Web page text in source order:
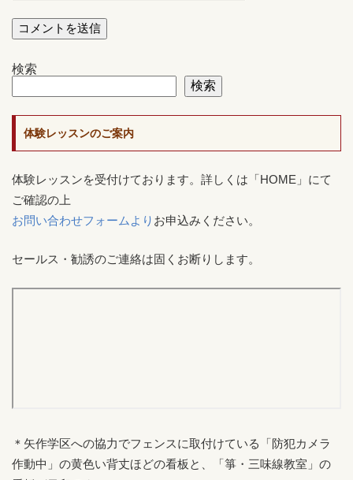
検索
検索
体験レッスンのご案内
体験レッスンを受付けております。詳しくは「HOME」にて
ご確認の上
お問い合わせフォームより お申込みください。
セールス・勧誘のご連絡は固くお断りします。
＊矢作学区への協力でフェンスに取付けている「防犯カメラ
作動中」の黄色い背丈ほどの看板と、「箏・三味線教室」の